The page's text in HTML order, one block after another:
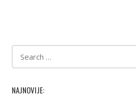
NAJNOVIJE: